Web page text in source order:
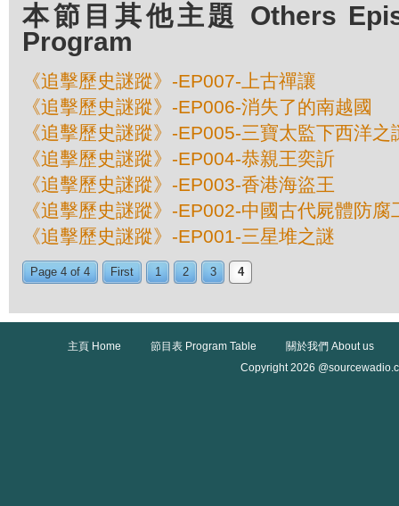
本節目其他主題 Others
Program
《追擊歷史謎蹤》-EP007-上古禪讓
《追擊歷史謎蹤》-EP006-消失了的南越國
《追擊歷史謎蹤》-EP005-三寶太監下西洋之
《追擊歷史謎蹤》-EP004-恭親王奕訢
《追擊歷史謎蹤》-EP003-香港海盜王
《追擊歷史謎蹤》-EP002-中國古代屍體防腐
《追擊歷史謎蹤》-EP001-三星堆之謎
Page 4 of 4 First 1 2 3 4
主頁 Home 節目表 Program Table
關於我們 About us
Copyright 2026